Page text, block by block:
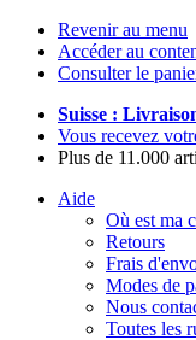
Revenir au menu
Accéder au
Consulter le
Suisse :
Vous recevez
Plus de 11.000
Aide
Où est ma
Retours
Frais
Modes de
Nous
Toutes les